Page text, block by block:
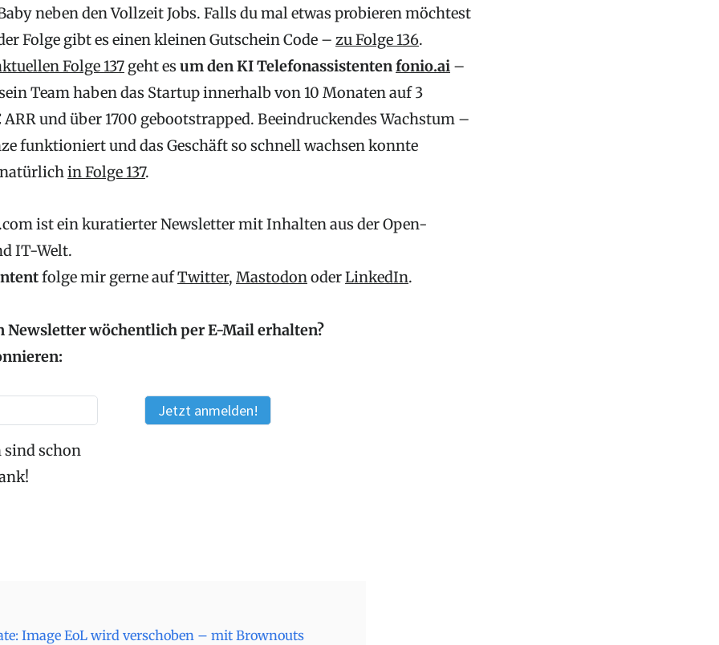
neben den Vollzeit Jobs. Falls du mal etwas probieren möchtest
Folge gibt es einen kleinen Gutschein Code – zu Folge 136.
Folge 137 geht es um den KI Telefonassistentenfonio.ai –
Team haben das Startup innerhalb von 10 Monaten auf 3
und über 1700 gebootstrapped. Beeindruckendes Wachstum –
funktioniert und das Geschäft so schnell wachsen konnte
in Folge 137.
ist ein kuratierter Newsletter mit Inhalten aus der Open-
IT-Welt.
folge mir gerne aufTwitter, MastodonoderLinkedIn.
Newsletter wöchentlich per E-Mail erhalten?
sind schon
Image EoL wird verschoben – mit Brownouts